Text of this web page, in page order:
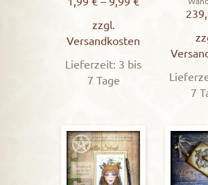
zzgl.
Versandkosten
Lieferzeit: 3 bis
7 Tage
7